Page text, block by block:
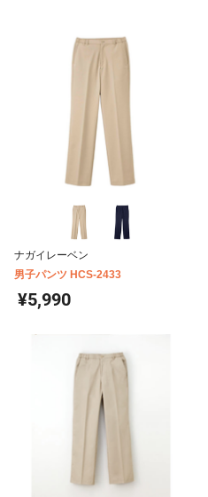
ナガイレーベン
男子パンツ HCS-2433
¥5,990